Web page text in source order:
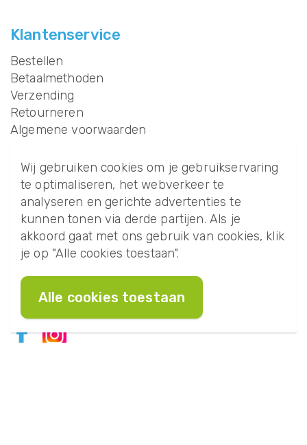
Klantenservice
Bestellen
Betaalmethoden
Verzending
Retourneren
Algemene voorwaarden
Sitemap
© Copyright
Volg ons!
aanbiedingen en leuke activiteiten!
Wij gebruiken cookies om je gebruikservaring
te optimaliseren, het webverkeer te
analyseren en gerichte advertenties te
kunnen tonen via derde partijen. Als je
akkoord gaat met ons gebruik van cookies, klik
je op "Alle cookies toestaan".
Alle cookies toestaan